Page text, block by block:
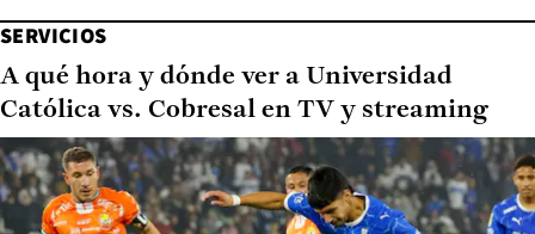
SERVICIOS
A qué hora y dónde ver a Universidad
Católica vs. Cobresal en TV y streaming